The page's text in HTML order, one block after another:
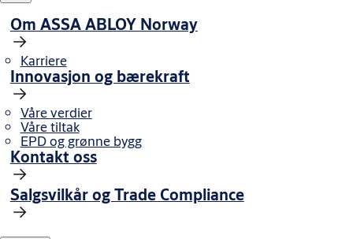
Om ASSA ABLOY Norway
Karriere
Innovasjon og bærekraft
Våre verdier
Våre tiltak
EPD og grønne bygg
Kontakt oss
Salgsvilkår og Trade Compliance